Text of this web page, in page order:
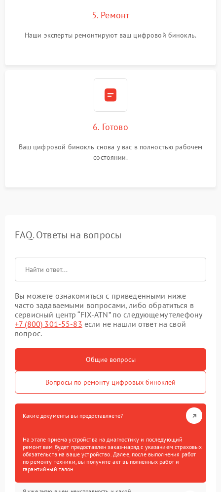
5. Ремонт
Наши эксперты ремонтируют ваш цифровой бинокль.
6. Готово
Ваш цифровой бинокль снова у вас в полностью рабочем
состоянии.
FAQ. Ответы на вопросы
Вы можете ознакомиться с приведенными ниже
часто задаваемыми вопросами, либо обратиться в
сервисный центр “FIX-ATN” по следующему телефону
+7 (800) 301-55-83 если не нашли ответ на свой
вопрос.
Общие вопросы
Вопросы по ремонту цифровых биноклей
Какие документы вы предоставляете?
На этапе приема устройства на диагностику и последующий
ремонт вам будет предоставлен заказ-наряд с указанием страховых
обязательств на ваше устройство. Далее, после выполнения работ
по ремонту техники, вы получите акт выполненных работ и
гарантийный талон.